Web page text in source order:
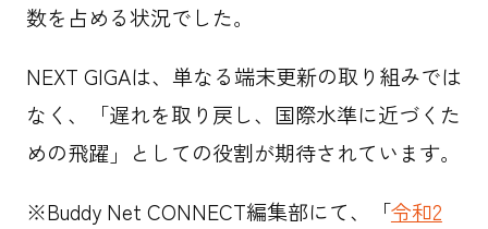
数を占める状況でした。
NEXT GIGAは、単なる端末更新の取り組みでは
なく、「遅れを取り戻し、国際水準に近づくた
めの飛躍」としての役割が期待されています。
※Buddy Net CONNECT編集部にて、「令和2